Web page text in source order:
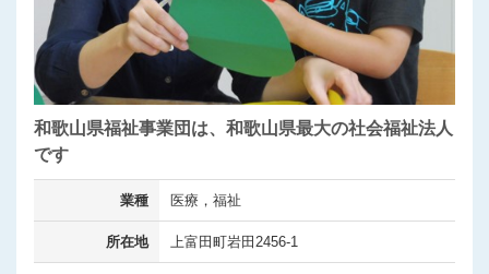
和歌山県福祉事業団は、和歌山県最大の社会福祉法人
です
業種 医療，福祉
所在地 上富田町岩田2456-1